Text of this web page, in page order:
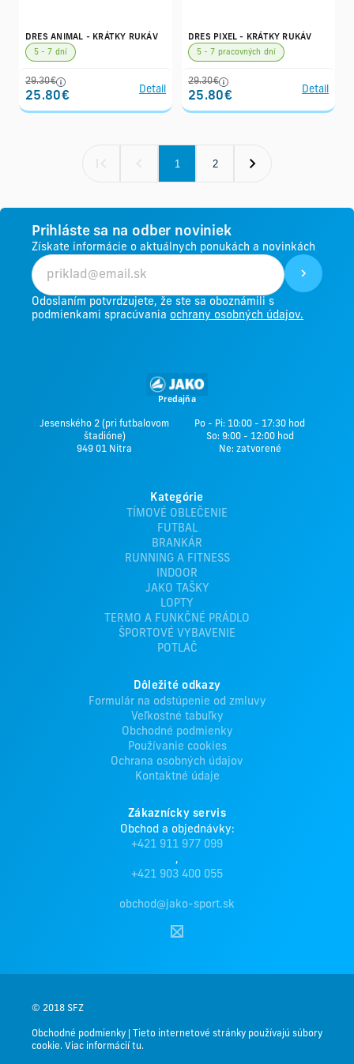
DRES ANIMAL - KRÁTKY RUKÁV
5 - 7 dní
29.30€
25.80€
Detail
DRES PIXEL - KRÁTKY RUKÁV
5 - 7 pracovných dní
29.30€
25.80€
Detail
1 2
Prihláste sa na odber noviniek
Získate informácie o aktuálnych ponukách a novinkách
Odoslaním potvrdzujete, že ste sa oboznámili s
podmienkami spracúvania ochrany osobných údajov.
Predajňa
Jesenského 2 (pri futbalovom
štadióne)
949 01 Nitra
Po - Pi: 10:00 - 17:30 hod
So: 9:00 - 12:00 hod
Ne: zatvorené
Kategórie
TÍMOVÉ OBLEČENIE
FUTBAL
BRANKÁR
RUNNING A FITNESS
INDOOR
JAKO TAŠKY
LOPTY
TERMO A FUNKČNÉ PRÁDLO
ŠPORTOVÉ VYBAVENIE
POTLAČ
Dôležité odkazy
Formulár na odstúpenie od zmluvy
Veľkostné tabuľky
Obchodné podmienky
Používanie cookies
Ochrana osobných údajov
Kontaktné údaje
Zákaznícky servis
Obchod a objednávky:
+421 911 977 099
,
+421 903 400 055
obchod@jako-sport.sk
© 2018 SFZ
Obchodné podmienky
Tieto internetové stránky používajú súbory
cookie. Viac informácií tu.